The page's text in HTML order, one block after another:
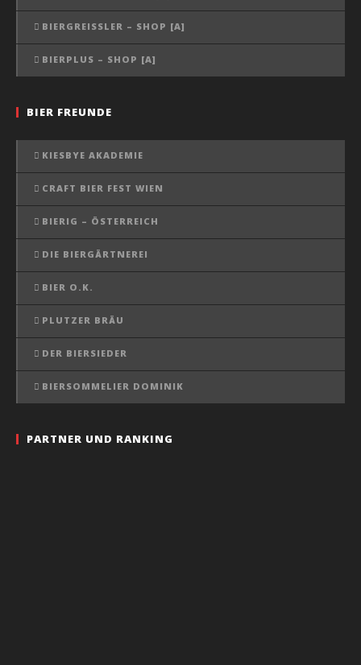
BIERGREISSLER – SHOP [A]
BIERPLUS – SHOP [A]
BIER FREUNDE
KIESBYE AKADEMIE
CRAFT BIER FEST WIEN
BIERIG – ÖSTERREICH
DIE BIERGÄRTNEREI
BIER O.K.
PLUTZER BRÄU
DER BIERSIEDER
BIERSOMMELIER DOMINIK
PARTNER UND RANKING